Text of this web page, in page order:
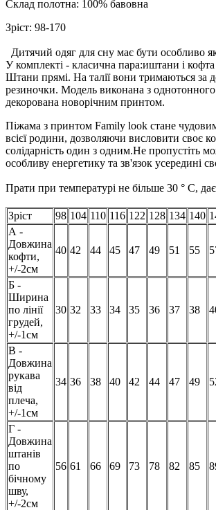
Склад полотна: 100% бавовна
Зріст: 98-170
Дитячий одяг для сну має бути особливо
У комплекті - класична пара:иштани і
Штани прямі. На талії вони тримаються за
резиночки. Модель виконана з однотонного
декорована новорічним принтом.
Піжама з принтом Family look стане
всієї родини, дозволяючи висловити своє
солідарність один з одним.Не пропустіть
особливу енергетику та зв'язок усередині
Прати при температурі не більше 30 ° C,
Зріст 98 104 110 116 122 128 134 140
А -
Довжина
кофти,
+/-2см
40 42 44 45 47 49 51 55
Б -
Ширина
по лінії
грудей,
+/-1см
30 32 33 34 35 36 37 38
В -
Довжина
рукава
від
плеча,
+/-1см
34 36 38 40 42 44 47 49
Г -
Довжина
штанів
по
бічному
шву,
+/-2см
56 61 66 69 73 78 82 85